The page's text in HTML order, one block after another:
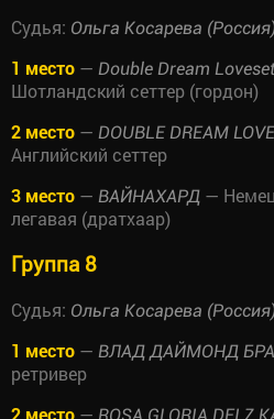
Судья: Ольга Косарева
1 место — Double Dream
Шотландский сеттер (гордон)
2 место — DOUBLE DREAM
Английский сеттер
3 место — ВАЙНАХАРД —
легавая (дратхаар)
Группа 8
Судья: Ольга Косарева
1 место — ВЛАД ДАЙМОНД
ретривер
2 место —